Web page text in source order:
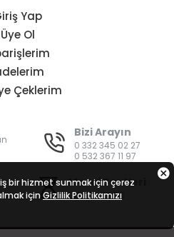
Yap
Üye Ol
Çeklerim
Bizi Arayın
0 332 345 02 27
0 532 367 11 97
Mesai Saatleri
08:00 - 19:00
bir hizmet sunmak için çerez
için Gizlilik Politikamızı